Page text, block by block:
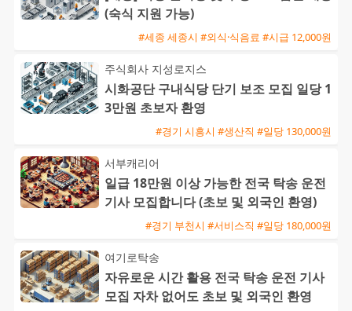
(숙식 지원 가능)
#세종 세종시 #외식·식음료 #시급 12,000원
주식회사 지성로지스
시화공단 구내식당 단기 보조 모집 일당 1
3만원 초보자 환영
#경기 시흥시 #생산직 #일당 130,000원
서부캐리어
일급 18만원 이상 가능한 전국 탁송 운전
기사 모집합니다 (초보 및 외국인 환영)
#경기 부천시 #서비스직 #일당 180,000원
여기로탁송
자유로운 시간 활용 전국 탁송 운전 기사
모집 자차 없어도 초보 및 외국인 환영